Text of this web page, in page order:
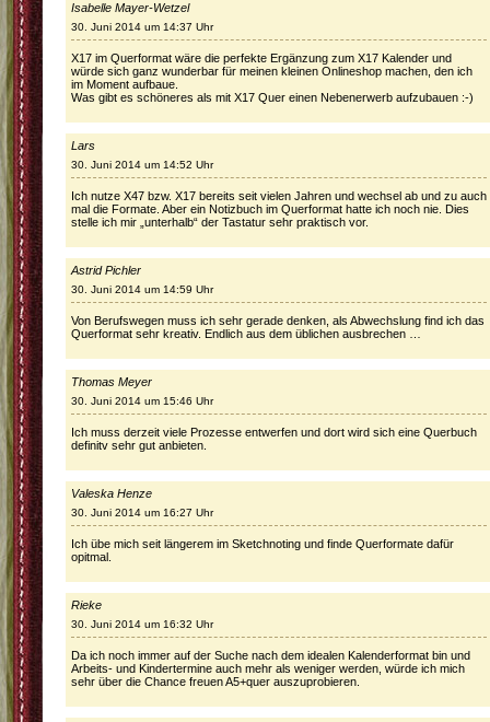
Isabelle Mayer-Wetzel
30. Juni 2014 um 14:37 Uhr
X17 im Querformat wäre die perfekte Ergänzung zum X17 Kalender und
würde sich ganz wunderbar für meinen kleinen Onlineshop machen, den ich
im Moment aufbaue.
Was gibt es schöneres als mit X17 Quer einen Nebenerwerb aufzubauen :-)
Lars
30. Juni 2014 um 14:52 Uhr
Ich nutze X47 bzw. X17 bereits seit vielen Jahren und wechsel ab und zu auch
mal die Formate. Aber ein Notizbuch im Querformat hatte ich noch nie. Dies
stelle ich mir „unterhalb“ der Tastatur sehr praktisch vor.
Astrid Pichler
30. Juni 2014 um 14:59 Uhr
Von Berufswegen muss ich sehr gerade denken, als Abwechslung find ich das
Querformat sehr kreativ. Endlich aus dem üblichen ausbrechen …
Thomas Meyer
30. Juni 2014 um 15:46 Uhr
Ich muss derzeit viele Prozesse entwerfen und dort wird sich eine Querbuch
definitv sehr gut anbieten.
Valeska Henze
30. Juni 2014 um 16:27 Uhr
Ich übe mich seit längerem im Sketchnoting und finde Querformate dafür
opitmal.
Rieke
30. Juni 2014 um 16:32 Uhr
Da ich noch immer auf der Suche nach dem idealen Kalenderformat bin und
Arbeits- und Kindertermine auch mehr als weniger werden, würde ich mich
sehr über die Chance freuen A5+quer auszuprobieren.